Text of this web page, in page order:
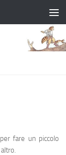
fare un piccolo